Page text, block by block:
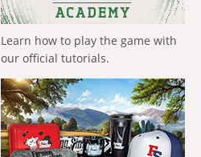
Learn how to play the game with
our official tutorials.